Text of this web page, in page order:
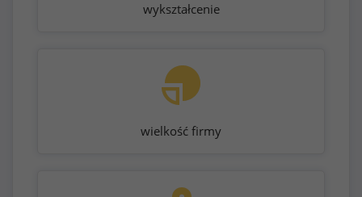
wykształcenie
wielkość firmy